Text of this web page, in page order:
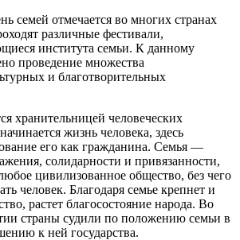
семей отмечается во многих странах
различные фестивали,
института семьи. К данному
проведение множества
и благотворительных
хранительницей человеческих
жизнь человека, здесь
его как гражданина. Семья —
солидарности и привязанности,
цивилизованное общество, без чего
человек. Благодаря семье крепнет и
растет благосостояние народа. Во
страны судили по положению семьи в
к ней государства.